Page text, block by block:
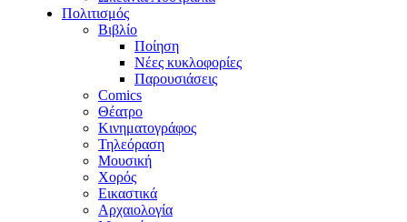
Πολιτισμός
Βιβλίο
Ποίηση
Νέες κυκλοφορίες
Παρουσιάσεις
Comics
Θέατρο
Κινηματογράφος
Τηλεόραση
Μουσική
Χορός
Εικαστικά
Αρχαιολογία